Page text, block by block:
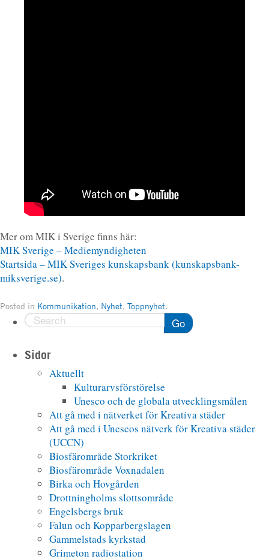
Mer om MIK i Sverige finns här:
MIK Sverige – Mediemyndigheten
Startsida – MIK Sveriges kunskapsbank (kunskapsbank-
miksverige.se).
Posted in Kommunikation, Nyhet, Toppnyhet.
Go
Sidor
Aktuellt
Kulturarvsförstörelse
Unesco och de globala utvecklingsmålen
Att gå med i nätverket för Kreativa städer
Att gå med i Unescos nätverk för Kreativa städer
(UCCN)
Biosfärområde Storkriket
Biosfärområde Voxnadalen
Birka och Hovgården
Drottningholms slottsområde
Engelsbergs bruk
Falun och Kopparbergslagen
Gammelstads kyrkstad
Grimeton radiostation